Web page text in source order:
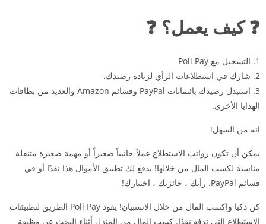
❓ كيف يعمل؟ ❓
1. التسجيل مع Poll Pay
2. شارك في استطلاعات الرأي لزيادة رصيدك.
3. استبدل رصيدك بائتمانات PayPal وقسائم Amazon والعديد من بطاقات
الهدايا الأخرى.
انه من السهل!
يمكن أن تكون رواتب الاستطلاع عملاً جانبياً صغيراً أو مهمة صغيرة متنقلة
مناسبة لكسب المال من خلالها! يدفع لك تطبيق الأموال هذا نقدًا أو في
قسائم PayPal. رأيك ، جائزتك ، اختيارك!
كن ذكيا واكسب المال من خلال الاستبيان! يقود Poll Pay الطريق لتطبيقات
الاستطلاع التي تدفع نقدًا. كسب المال من المنزل أثناء البحث عن وظيفة